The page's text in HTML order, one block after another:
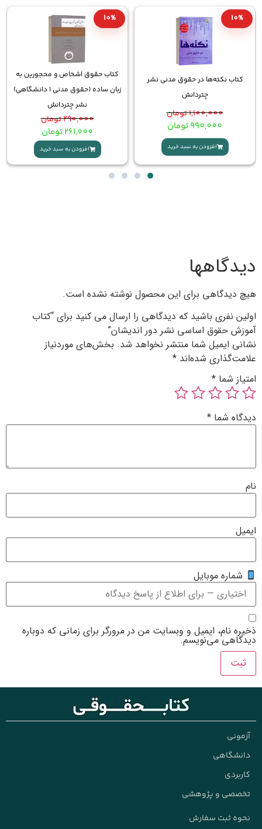
نکته‌ها در حقوق مدنی نشر
چتردانش
1,100,000تومان
990,000تومان
افزودن به سبد خرید
کتاب حقوق اشخاص و محجورین به
زبان ساده (حقوق مدنی 1 دانشگاهی)
نشر چتردانش
290,000تومان
261,000 تومان
افزودن به سبد خرید
برای این محصول نوشته نشده است.
نفری باشید که دیدگاهی را ارسال می کنید برای “کتاب
حقوق اساسی نشر دور اندیشان”
ایمیل شما منتشر نخواهد شد. بخش‌های موردنیاز
شده‌اند*
شما*
شما*
موبایل
نام، ایمیل و وبسایت من در مرورگر برای زمانی که دوباره
می‌نویسم.
و پژوهشی
ثبت سفارش